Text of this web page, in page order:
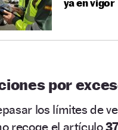
ya en vigor
por
los límites de
recoge el artículo